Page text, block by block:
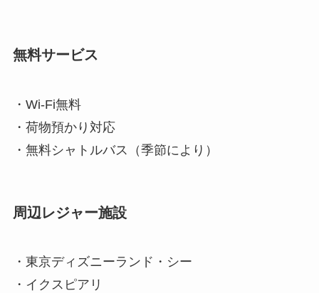
無料サービス
・Wi‑Fi無料
・荷物預かり対応
・無料シャトルバス（季節により）
周辺レジャー施設
・東京ディズニーランド・シー
・イクスピアリ